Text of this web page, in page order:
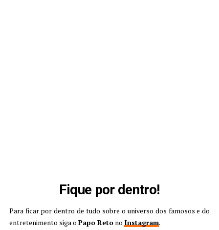
Fique por dentro!
Para ficar por dentro de tudo sobre o universo dos famosos e do
entretenimento siga o Papo Retono Instagram.